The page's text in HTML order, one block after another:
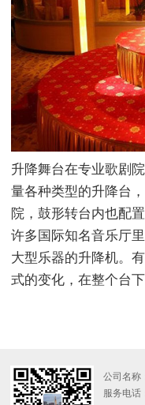
升降舞台在专业歌剧
量各种类型的升降台
院，鼓形转台内也配
许多国际知名音乐厅
大型乐器的升降机。
式的变化，在整个台
公司名称
服务电话